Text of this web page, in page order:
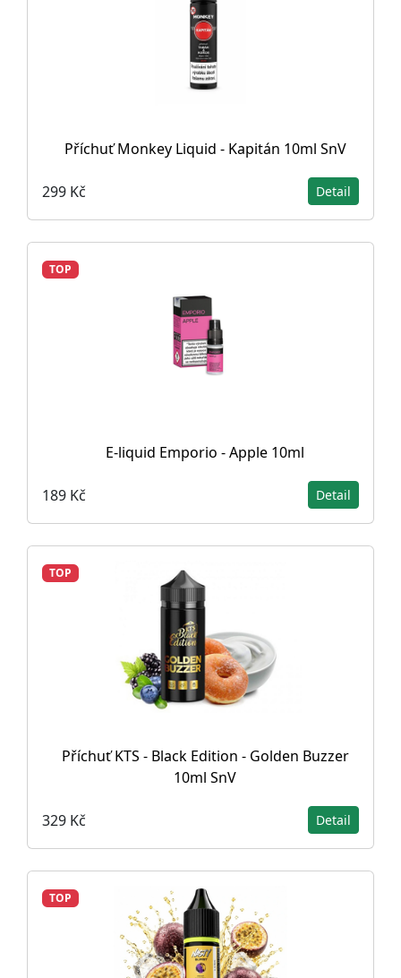
Příchuť Monkey Liquid - Kapitán 10ml SnV
299 Kč Detail
TOP
E-liquid Emporio - Apple 10ml
189 Kč Detail
TOP
Příchuť KTS - Black Edition - Golden Buzzer
10ml SnV
329 Kč Detail
TOP